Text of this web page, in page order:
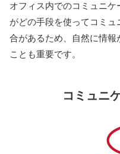
オフィス内でのコミュニ
がどの手段を使ってコミ
合があるため、自然に情
ことも重要です。
コミュニ